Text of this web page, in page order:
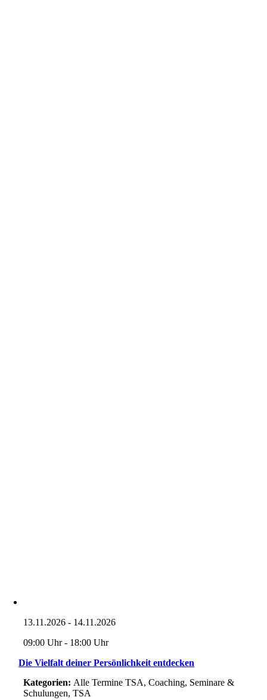
13.11.2026 - 14.11.2026
09:00 Uhr - 18:00 Uhr
Die Vielfalt deiner Persön­lich­keit entdecken
Kategorien: Alle Termine TSA, Coaching, Seminare &
Schulungen, TSA